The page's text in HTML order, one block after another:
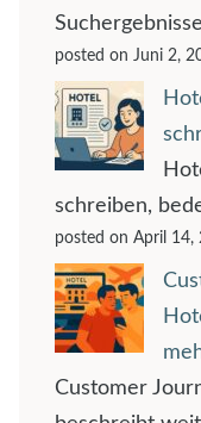
posted on Juni 2,
schreiben,
posted on April 14,
Customer